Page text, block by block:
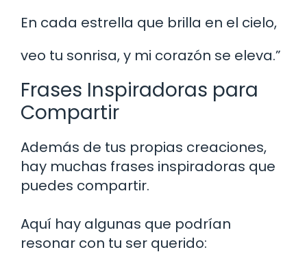
En cada estrella que brilla en el cielo,
veo tu sonrisa, y mi corazón se eleva.”
Frases Inspiradoras para
Compartir
Además de tus propias creaciones,
hay muchas frases inspiradoras que
puedes compartir.
Aquí hay algunas que podrían
resonar con tu ser querido: